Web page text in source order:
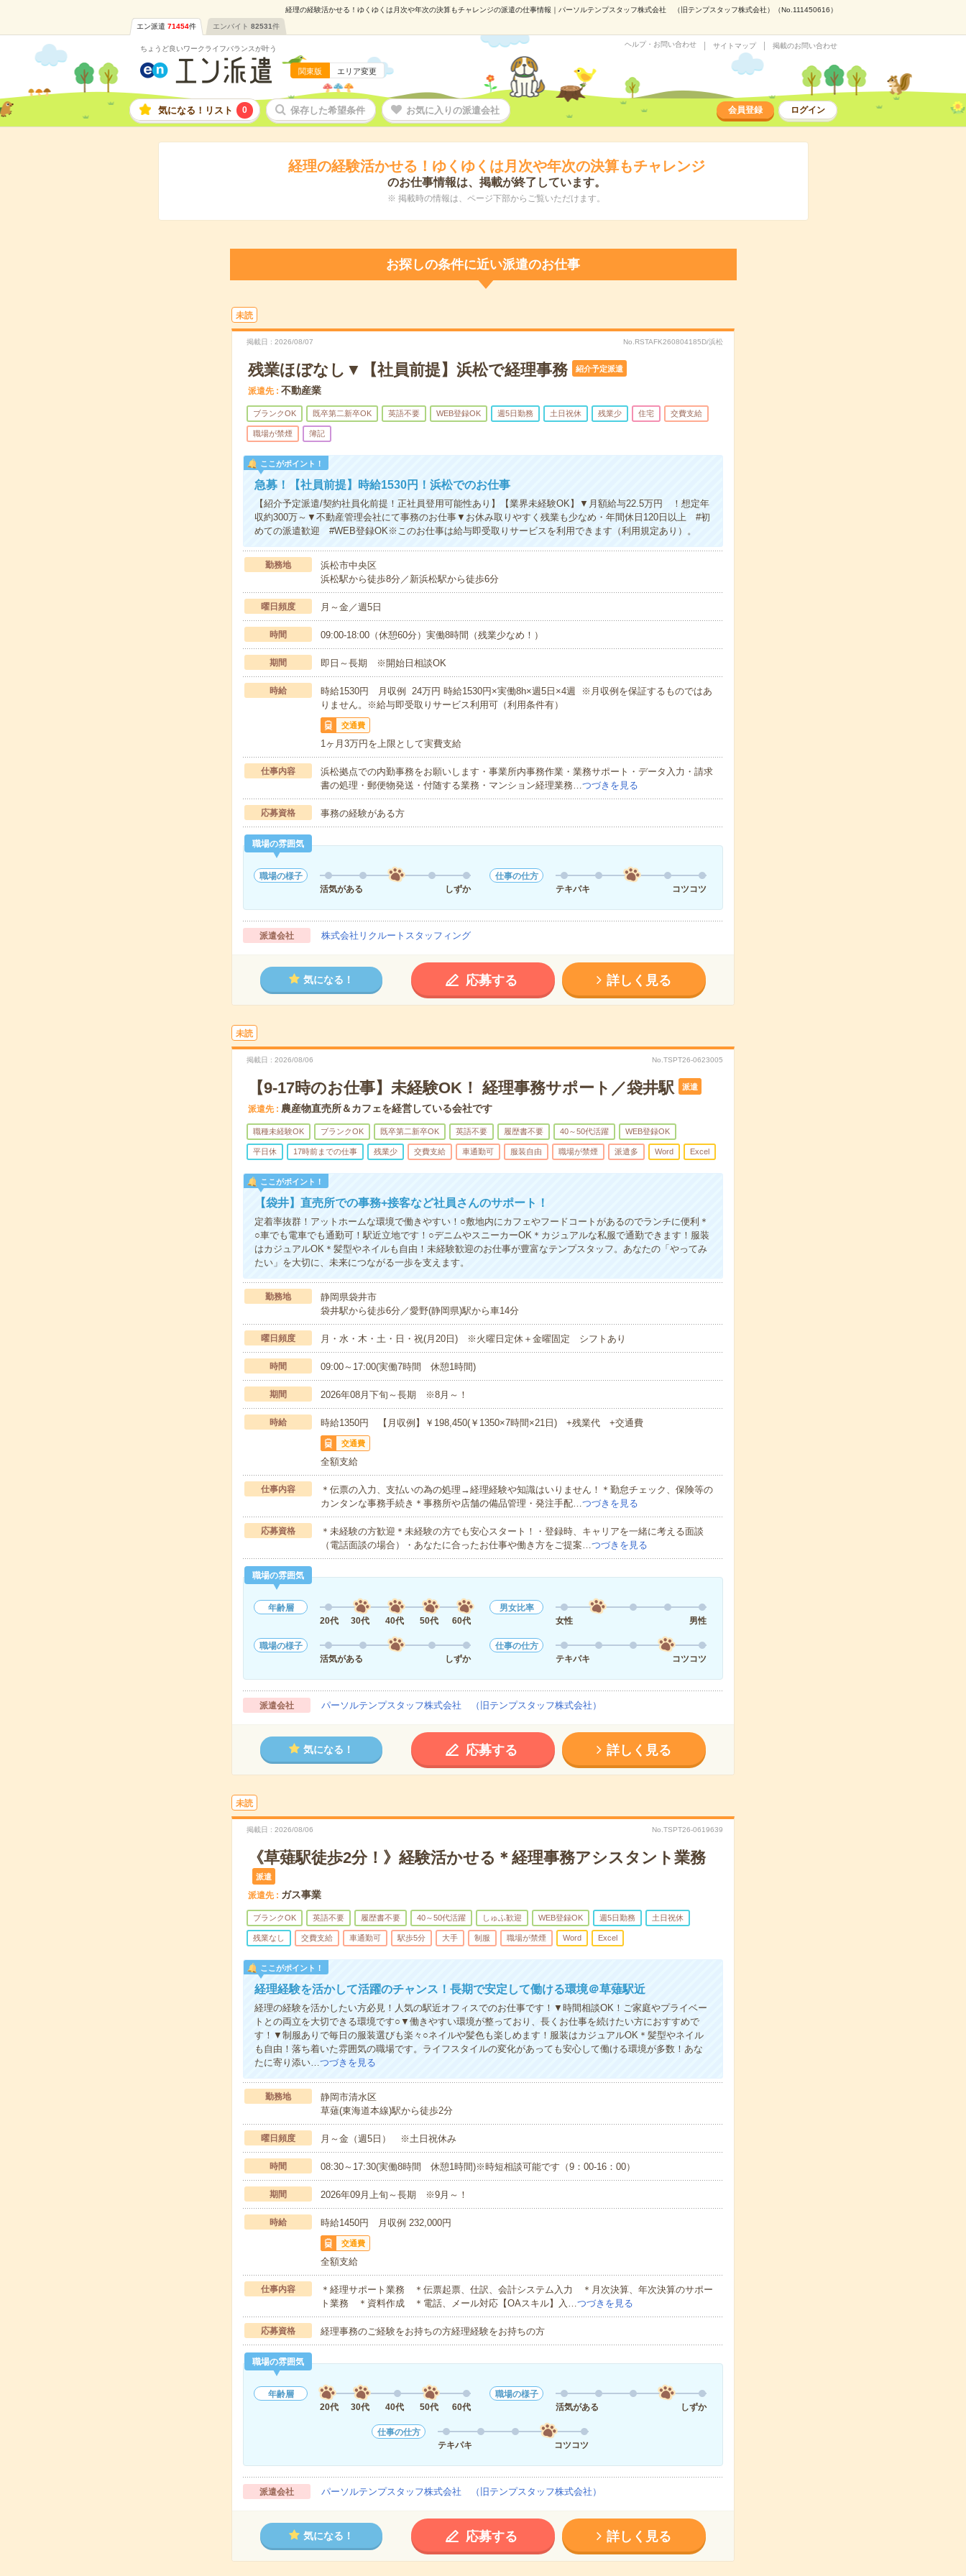
経理の経験活かせる！ゆくゆくは月次や年次の決算もチャレンジの派遣の仕事情報｜パーソルテンプスタッフ株式会社 （旧テンプスタッフ株式会社）（No.111450616）
エン派遣 71454件 エンバイト 82531件
ちょうど良いワークライフバランスが叶う
関東版 エリア変更
ヘルプ・お問い合わせ サイトマップ 掲載のお問い合わせ
気になる！リスト 0 保存した希望条件 お気に入りの派遣会社 会員登録 ログイン
経理の経験活かせる！ゆくゆくは月次や年次の決算もチャレンジ
のお仕事情報は、掲載が終了しています。
※ 掲載時の情報は、ページ下部からご覧いただけます。
お探しの条件に近い派遣のお仕事
未読
掲載日 2026/08/07 No.RSTAFK260804185D/浜松
残業ほぼなし▼【社員前提】浜松で経理事務 紹介予定派遣
派遣先 不動産業
ブランクOK 既卒第二新卒OK 英語不要 WEB登録OK 週5日勤務 土日祝休 残業少 住宅 交費支給
職場が禁煙 簿記
ここがポイント！
急募！【社員前提】時給1530円！浜松でのお仕事
【紹介予定派遣/契約社員化前提！正社員登用可能性あり】【業界未経験OK】▼月額給与22.5万円 ！想定年
収約300万～▼不動産管理会社にて事務のお仕事▼お休み取りやすく残業も少なめ・年間休日120日以上 #初
めての派遣歓迎 #WEB登録OK※このお仕事は給与即受取りサービスを利用できます（利用規定あり）。
勤務地
浜松市中央区
浜松駅から徒歩8分／新浜松駅から徒歩6分
曜日頻度 月～金／週5日
時間 09:00-18:00（休憩60分）実働8時間（残業少なめ！）
期間 即日～長期 ※開始日相談OK
時給
時給1530円 月収例 24万円 時給1530円×実働8h×週5日×4週 ※月収例を保証するものではあ
りません。※給与即受取りサービス利用可（利用条件有）
交通費
1ヶ月3万円を上限として実費支給
仕事内容
浜松拠点での内勤事務をお願いします・事業所内事務作業・業務サポート・データ入力・請求
書の処理・郵便物発送・付随する業務・マンション経理業務…つづきを見る
応募資格 事務の経験がある方
職場の雰囲気
職場の様子
活気がある
しずか
仕事の仕方
テキパキ
コツコツ
派遣会社 株式会社リクルートスタッフィング
気になる！ 応募する 詳しく見る
未読
掲載日 2026/08/06 No.TSPT26-0623005
【9-17時のお仕事】未経験OK！ 経理事務サポート／袋井駅 派遣
派遣先 農産物直売所＆カフェを経営している会社です
職種未経験OK ブランクOK 既卒第二新卒OK 英語不要 履歴書不要 40～50代活躍 WEB登録OK
平日休 17時前までの仕事 残業少 交費支給 車通勤可 服装自由 職場が禁煙 派遣多 Word Excel
ここがポイント！
【袋井】直売所での事務+接客など社員さんのサポート！
定着率抜群！アットホームな環境で働きやすい！○敷地内にカフェやフードコートがあるのでランチに便利＊
○車でも電車でも通勤可！駅近立地です！○デニムやスニーカーOK＊カジュアルな私服で通勤できます！服装
はカジュアルOK＊髪型やネイルも自由！未経験歓迎のお仕事が豊富なテンプスタッフ。あなたの「やってみ
たい」を大切に、未来につながる一歩を支えます。
勤務地
静岡県袋井市
袋井駅から徒歩6分／愛野(静岡県)駅から車14分
曜日頻度 月・水・木・土・日・祝(月20日) ※火曜日定休＋金曜固定 シフトあり
時間 09:00～17:00(実働7時間 休憩1時間)
期間 2026年08月下旬～長期 ※8月～！
時給 時給1350円 【月収例】￥198,450(￥1350×7時間×21日) +残業代 +交通費
交通費
全額支給
仕事内容
＊伝票の入力、支払いの為の処理→経理経験や知識はいりません！＊勤怠チェック、保険等の
カンタンな事務手続き＊事務所や店舗の備品管理・発注手配…つづきを見る
応募資格
＊未経験の方歓迎＊未経験の方でも安心スタート！・登録時、キャリアを一緒に考える面談
（電話面談の場合）・あなたに合ったお仕事や働き方をご提案…つづきを見る
職場の雰囲気
年齢層
20代
30代 40代 50代 60代
男女比率
女性
男性
職場の様子
活気がある
しずか
仕事の仕方
テキパキ
コツコツ
派遣会社 パーソルテンプスタッフ株式会社 （旧テンプスタッフ株式会社）
気になる！ 応募する 詳しく見る
未読
掲載日 2026/08/06 No.TSPT26-0619639
《草薙駅徒歩2分！》経験活かせる＊経理事務アシスタント業務
派遣
派遣先 ガス事業
ブランクOK 英語不要 履歴書不要 40～50代活躍 しゅふ歓迎 WEB登録OK 週5日勤務 土日祝休
残業なし 交費支給 車通勤可 駅歩5分 大手 制服 職場が禁煙 Word Excel
ここがポイント！
経理経験を活かして活躍のチャンス！長期で安定して働ける環境＠草薙駅近
経理の経験を活かしたい方必見！人気の駅近オフィスでのお仕事です！▼時間相談OK！ご家庭やプライベー
トとの両立を大切できる環境です○▼働きやすい環境が整っており、長くお仕事を続けたい方におすすめで
す！▼制服ありで毎日の服装選びも楽々○ネイルや髪色も楽しめます！服装はカジュアルOK＊髪型やネイル
も自由！落ち着いた雰囲気の職場です。ライフスタイルの変化があっても安心して働ける環境が多数！あな
たに寄り添い…つづきを見る
勤務地
静岡市清水区
草薙(東海道本線)駅から徒歩2分
曜日頻度 月～金（週5日） ※土日祝休み
時間 08:30～17:30(実働8時間 休憩1時間)※時短相談可能です（9：00-16：00）
期間 2026年09月上旬～長期 ※9月～！
時給 時給1450円 月収例 232,000円
交通費
全額支給
仕事内容
＊経理サポート業務 ＊伝票起票、仕訳、会計システム入力 ＊月次決算、年次決算のサポー
ト業務 ＊資料作成 ＊電話、メール対応【OAスキル】入…つづきを見る
応募資格 経理事務のご経験をお持ちの方経理経験をお持ちの方
職場の雰囲気
年齢層
20代
30代 40代 50代 60代
職場の様子
活気がある
しずか
仕事の仕方
テキパキ
コツコツ
派遣会社 パーソルテンプスタッフ株式会社 （旧テンプスタッフ株式会社）
気になる！ 応募する 詳しく見る